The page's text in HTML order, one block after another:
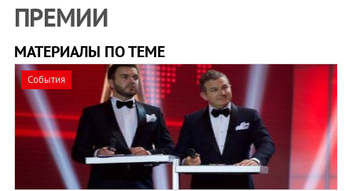
ПРЕМИИ
МАТЕРИАЛЫ ПО ТЕМЕ
События